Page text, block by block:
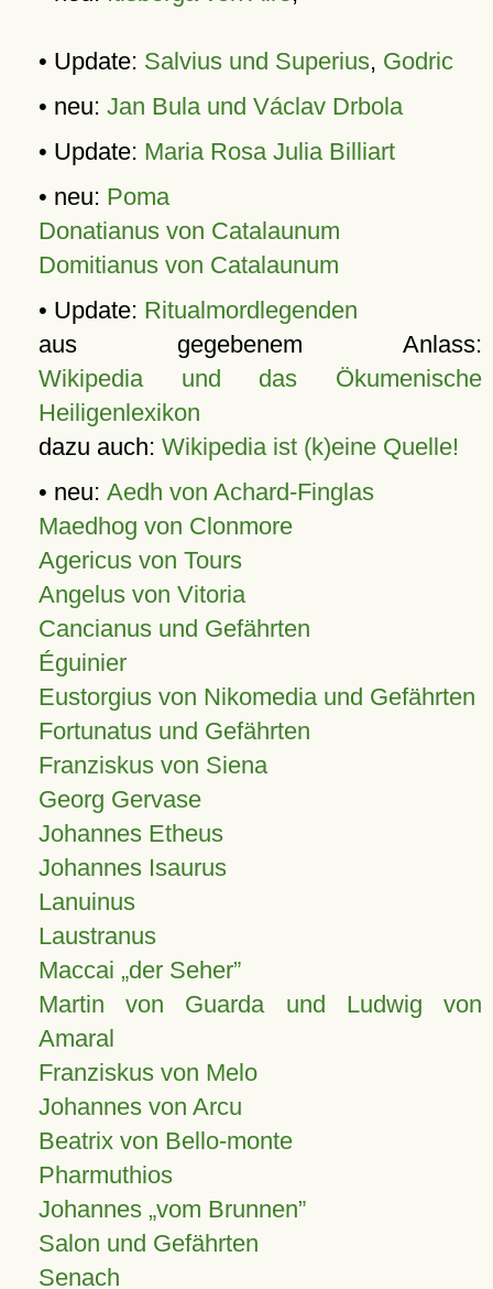
• Update: Salvius und Superius, Godric
• neu: Jan Bula und Václav Drbola
• Update: Maria Rosa Julia Billiart
• neu: Poma
Donatianus von Catalaunum
Domitianus von Catalaunum
• Update: Ritualmordlegenden
aus gegebenem Anlass:
Wikipedia und das Ökumenische
Heiligenlexikon
dazu auch: Wikipedia ist (k)eine Quelle!
• neu: Aedh von Achard-Finglas
Maedhog von Clonmore
Agericus von Tours
Angelus von Vitoria
Cancianus und Gefährten
Éguinier
Eustorgius von Nikomedia und Gefährten
Fortunatus und Gefährten
Franziskus von Siena
Georg Gervase
Johannes Etheus
Johannes Isaurus
Lanuinus
Laustranus
Maccai „der Seher”
Martin von Guarda und Ludwig von
Amaral
Franziskus von Melo
Johannes von Arcu
Beatrix von Bello-monte
Pharmuthios
Johannes vom Brunnen
Salon und Gefährten
Senach